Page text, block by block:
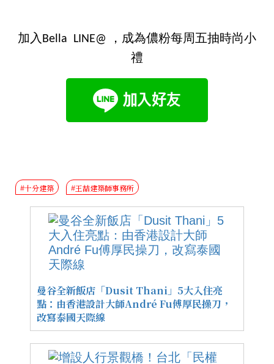
加入Bella LINE@ ，成為儂粉每周五抽時尚小
禮
#十分建築 #王喆建築師事務所
曼谷全新飯店「Dusit Thani」5大入住亮
點：由香港設計大師André Fu傅厚民操刀，
改寫泰國天際線